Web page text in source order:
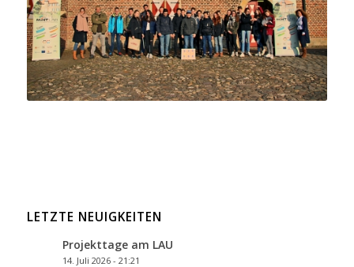
LETZTE NEUIGKEITEN
Projekttage am LAU
14. Juli 2026 - 21:21